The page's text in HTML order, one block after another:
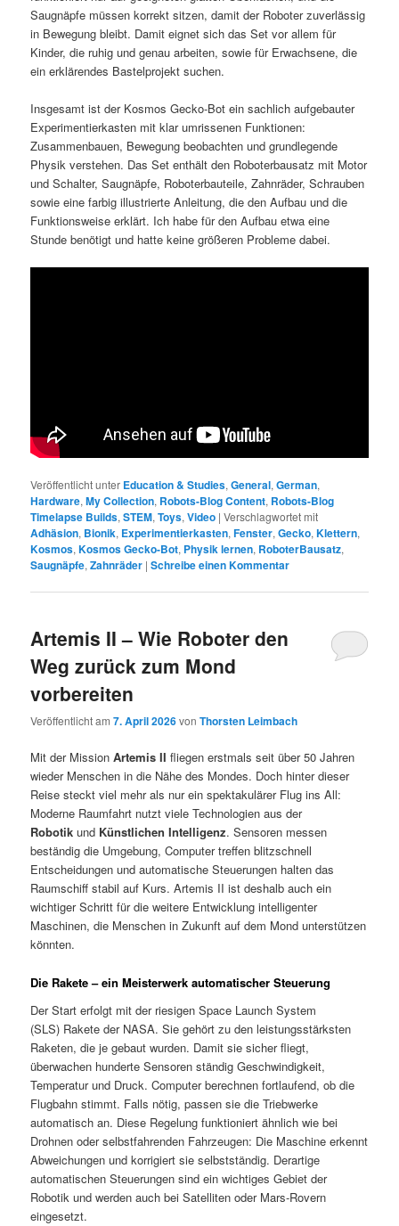
Saugnäpfe müssen korrekt sitzen, damit der Roboter zuverlässig
in Bewegung bleibt. Damit eignet sich das Set vor allem für
Kinder, die ruhig und genau arbeiten, sowie für Erwachsene, die
ein erklärendes Bastelprojekt suchen.
Insgesamt ist der Kosmos Gecko-Bot ein sachlich aufgebauter
Experimentierkasten mit klar umrissenen Funktionen:
Zusammenbauen, Bewegung beobachten und grundlegende
Physik verstehen. Das Set enthält den Roboterbausatz mit Motor
und Schalter, Saugnäpfe, Roboterbauteile, Zahnräder, Schrauben
sowie eine farbig illustrierte Anleitung, die den Aufbau und die
Funktionsweise erklärt. Ich habe für den Aufbau etwa eine
Stunde benötigt und hatte keine größeren Probleme dabei.
Veröffentlicht unter Education & Studies,General,German,
Hardware,My Collection, Robots-Blog Content, Robots-Blog
Timelapse Builds,STEM,Toys,Video |Verschlagwortet mit
Adhäsion, Bionik, Experimentierkasten,Fenster,Gecko,Klettern,
Kosmos,Kosmos Gecko-Bot, Physik lernen, RoboterBausatz,
Saugnäpfe,Zahnräder |Schreibe einen Kommentar
Artemis II – Wie Roboter den
Weg zurück zum Mond
vorbereiten
Veröffentlicht am7. April 2026vonThorsten Leimbach
Mit der MissionArtemis II fliegen erstmals seit über 50 Jahren
wieder Menschen in die Nähe des Mondes. Doch hinter dieser
Reise steckt viel mehr als nur ein spektakulärer Flug ins All:
Moderne Raumfahrt nutzt viele Technologien aus der
Robotik und Künstlichen Intelligenz. Sensoren messen
beständig die Umgebung, Computer treffen blitzschnell
Entscheidungen und automatische Steuerungen halten das
Raumschiff stabil auf Kurs. Artemis II ist deshalb auch ein
wichtiger Schritt für die weitere Entwicklung intelligenter
Maschinen, die Menschen in Zukunft auf dem Mond unterstützen
könnten.
Die Rakete – ein Meisterwerk automatischer Steuerung
Der Start erfolgt mit der riesigen Space Launch System
(SLS) Rakete der NASA. Sie gehört zu den leistungsstärksten
Raketen, die je gebaut wurden. Damit sie sicher fliegt,
überwachen hunderte Sensoren ständig Geschwindigkeit,
Temperatur und Druck. Computer berechnen fortlaufend, ob die
Flugbahn stimmt. Falls nötig, passen sie die Triebwerke
automatisch an. Diese Regelung funktioniert ähnlich wie bei
Drohnen oder selbstfahrenden Fahrzeugen: Die Maschine erkennt
Abweichungen und korrigiert sie selbstständig. Derartige
automatischen Steuerungen sind ein wichtiges Gebiet der
Robotik und werden auch bei Satelliten oder Mars-Rovern
eingesetzt.